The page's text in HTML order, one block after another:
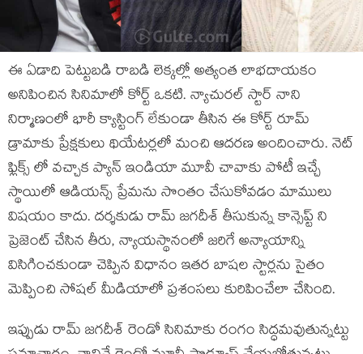
ఈ ఏడాది పెట్టుబడి రాబడి లెక్కల్లో అత్యంత లాభదాయకం
అనిపించిన సినిమాలో కోర్ట్ ఒకటి. న్యాచురల్ స్టార్ నాని
నిర్మాణంలో భారీ క్యాస్టింగ్ లేకుండా తీసిన ఈ కోర్ట్ రూమ్
డ్రామాకు ప్రేక్షకులు థియేటర్లలో మంచి ఆదరణ అందించారు. నెట్
ఫ్లిక్స్ లో వచ్చాక ప్యాన్ ఇండియా మూవీ చావాకు పోటీ ఇచ్చే
స్థాయిలో ఆడియన్స్ ప్రేమను సొంతం చేసుకోవడం మాములు
విషయం కాదు. దర్శకుడు రామ్ జగదీశ్ తీసుకున్న కాన్సెప్ట్ ని
ప్రెజెంట్ చేసిన తీరు, న్యాయస్థానంలో జరిగే అన్యాయాన్ని
విసిగించకుండా చెప్పిన విధానం ఇతర బాషల స్టార్లను సైతం
మెప్పించి సోషల్ మీడియాలో ప్రశంసలు కురిపించేలా చేసింది.
ఇప్పుడు రామ్ జగదీశ్ రెండో సినిమాకు రంగం సిద్ధమవుతున్నట్టు